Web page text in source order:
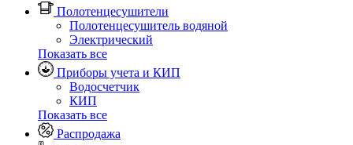
Полотенцесушители
Полотенцесушитель водяной
Электрический
Показать все
Приборы учета и КИП
Водосчетчик
КИП
Показать все
Распродажа